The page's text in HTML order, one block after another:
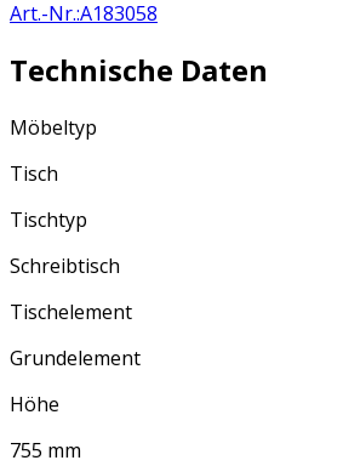
Art.-Nr.:A183058
Technische Daten
Möbeltyp
Tisch
Tischtyp
Schreibtisch
Tischelement
Grundelement
Höhe
755 mm